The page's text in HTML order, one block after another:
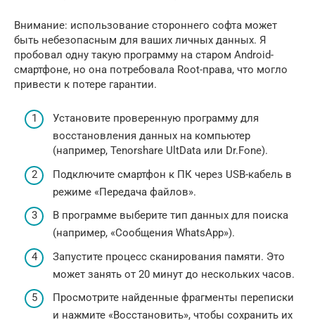
Внимание: использование стороннего софта может
быть небезопасным для ваших личных данных. Я
пробовал одну такую программу на старом Android-
смартфоне, но она потребовала Root-права, что могло
привести к потере гарантии.
Установите проверенную программу для
восстановления данных на компьютер
(например, Tenorshare UltData или Dr.Fone).
Подключите смартфон к ПК через USB-кабель в
режиме «Передача файлов».
В программе выберите тип данных для поиска
(например, «Сообщения WhatsApp»).
Запустите процесс сканирования памяти. Это
может занять от 20 минут до нескольких часов.
Просмотрите найденные фрагменты переписки
и нажмите «Восстановить», чтобы сохранить их